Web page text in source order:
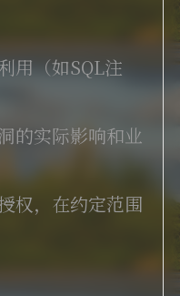
用（如SQL注
的实际影响和业
权，在约定范围